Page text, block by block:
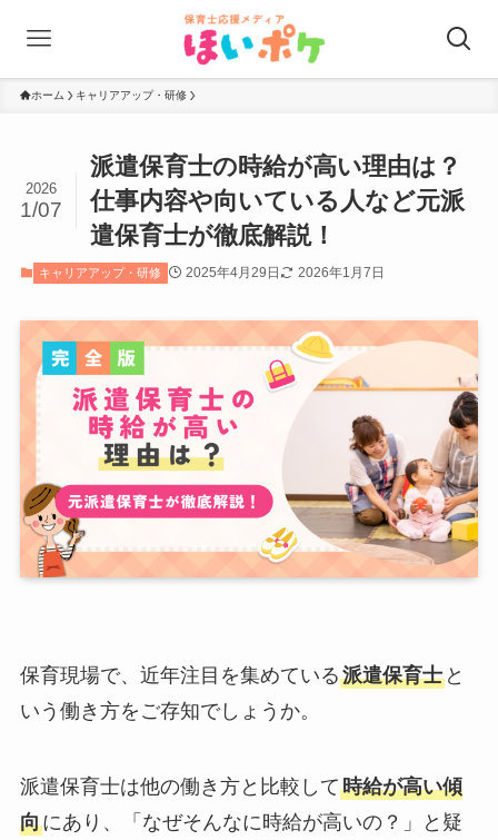
ホーム キャリアアップ・研修
派遣保育士の時給が高い理由は？
仕事内容や向いている人など元派
遣保育士が徹底解説！
2026
1/07
キャリアアップ・研修 2025年4月29日 2026年1月7日
保育現場で、近年注目を集めている派遣保育士と
いう働き方をご存知でしょうか。
派遣保育士は他の働き方と比較して時給が高い傾
向にあり、「なぜそんなに時給が高いの？」と疑